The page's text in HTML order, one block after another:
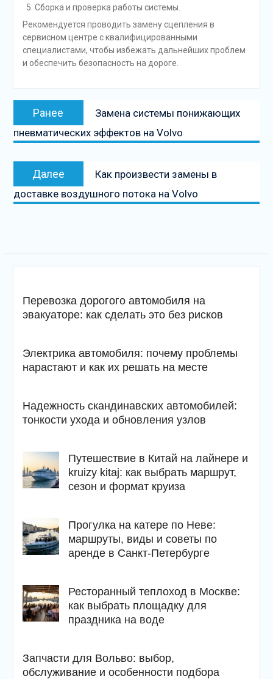
Сборка и проверка работы системы.
Рекомендуется проводить замену сцепления в
сервисном центре с квалифицированными
специалистами, чтобы избежать дальнейших проблем
и обеспечить безопасность на дороге.
Навигация
записям
Ранее
Предыдущая
запись:
Замена системы понижающих
пневматических эффектов на Volvo
Далее
Следующая
запись
Как произвести замены в
доставке воздушного потока на Volvo
Перевозка дорогого автомобиля на
эвакуаторе: как сделать это без рисков
Электрика автомобиля: почему проблемы
нарастают и как их решать на месте
Надежность скандинавских автомобилей:
тонкости ухода и обновления узлов
Путешествие в Китай на лайнере и
kruizy kitaj: как выбрать маршрут,
сезон и формат круиза
Прогулка на катере по Неве:
маршруты, виды и советы по
аренде в Санкт-Петербурге
Ресторанный теплоход в Москве:
как выбрать площадку для
праздника на воде
Запчасти для Вольво: выбор,
обслуживание и особенности подбора